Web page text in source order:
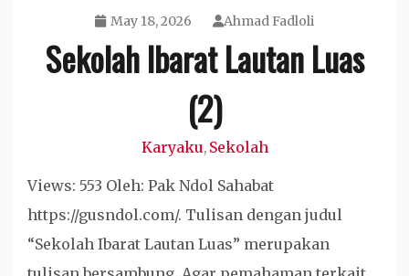
May 18, 2026 Ahmad Fadloli
Sekolah Ibarat Lautan Luas
(2)
Karyaku, Sekolah
Views: 553 Oleh: Pak Ndol Sahabat
https://gusndol.com/. Tulisan dengan judul
“Sekolah Ibarat Lautan Luas” merupakan